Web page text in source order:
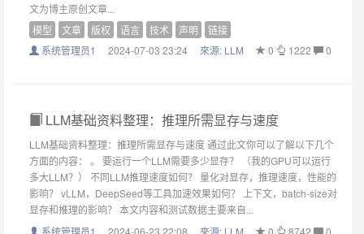
文为博主原创文章...
模型
文章 版权 语言 技术 声明
链接
系统管理员1
2024-07-03 23:24 來源: LLM 0 1222 0
LLM基础资料整理：推理所需显存与速度
LLM基础资料整理：推理所需显存与速度 通过此文你可以了解以下几个
方面的内容： 。 要运行一个LLM需要多少显存？ （我的GPU可以运行
多大LLM？） 不同LLM推理速度如何？ 量化对显存，推理速度，性能的
影响？ vLLM，DeepSeed等工具加速效果如何？ 上下文，batch-size对
显存和推理的影响？ 本文内容和测试数据主要来自...
系统管理员1
2024-06-23 22:08 來源: LLM 0 8742 0